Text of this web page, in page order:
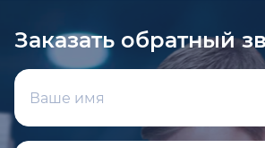
Заказать обратный